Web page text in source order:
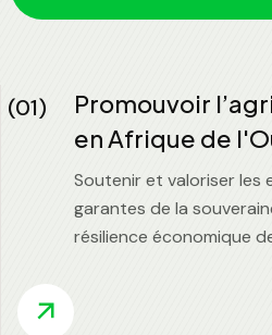
(01)
Promouvoir
en Afrique de
Soutenir et valoriser les
garantes de la
résilience économique